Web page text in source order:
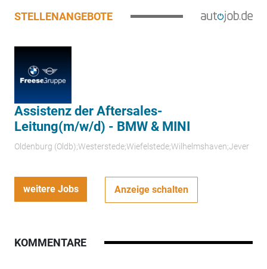
STELLENANGEBOTE
Assistenz der Aftersales-
Leitung(m/w/d) - BMW & MINI
Oldenburg (Oldb);Westerstede;Wiefelstede;Wilhelmshaven;Jever
weitere Jobs Anzeige schalten
KOMMENTARE